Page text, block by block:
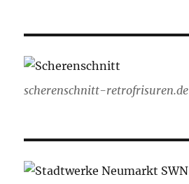
scherenschnitt-retrofrisuren.de